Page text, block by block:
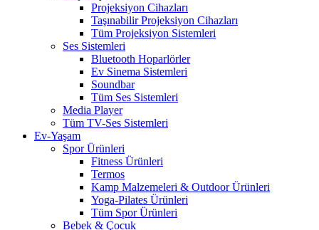
Projeksiyon Cihazları
Taşınabilir Projeksiyon Cihazları
Tüm Projeksiyon Sistemleri
Ses Sistemleri
Bluetooth Hoparlörler
Ev Sinema Sistemleri
Soundbar
Tüm Ses Sistemleri
Media Player
Tüm TV-Ses Sistemleri
Ev-Yaşam
Spor Ürünleri
Fitness Ürünleri
Termos
Kamp Malzemeleri & Outdoor Ürünleri
Yoga-Pilates Ürünleri
Tüm Spor Ürünleri
Bebek & Çocuk